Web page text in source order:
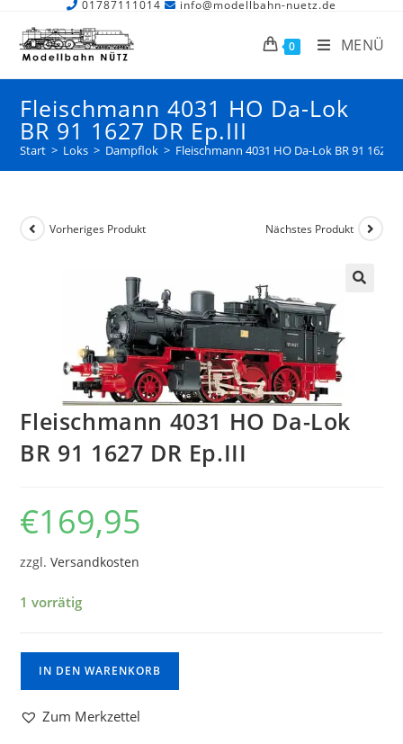
01787111014 info@modellbahn-nuetz.de
0 MENÜ
Fleischmann 4031 HO Da-Lok
BR 91 1627 DR Ep.III
Start > Loks > Dampflok > Fleischmann 4031 HO Da-Lok BR 91 1627
Vorheriges Produkt Nächstes Produkt
Fleischmann 4031 HO Da-Lok
BR 91 1627 DR Ep.III
€169,95
zzgl.Versandkosten
1 vorrätig
IN DEN WARENKORB
Zum Merkzettel